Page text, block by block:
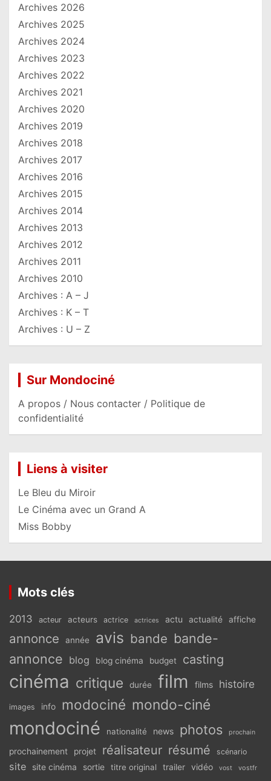
Archives 2026
Archives 2025
Archives 2024
Archives 2023
Archives 2022
Archives 2021
Archives 2020
Archives 2019
Archives 2018
Archives 2017
Archives 2016
Archives 2015
Archives 2014
Archives 2013
Archives 2012
Archives 2011
Archives 2010
Archives : A – J
Archives : K – T
Archives : U – Z
Sur Mondociné
A propos / Nous contacter / Politique de
confidentialité
Liens à visiter
Le Bleu du Miroir
Le Cinéma avec un Grand A
Miss Bobby
Mots clés
2013 acteur acteurs actrice actrices actu actualité affiche
annonce année avis bande bande-
annonce blog blog cinéma budget casting
cinéma critique durée film films histoire
images info modociné mondo-ciné
mondociné nationalité news photos prochain
prochainement projet réalisateur résumé scénario
site site cinéma sortie titre original trailer vidéo vost vostfr